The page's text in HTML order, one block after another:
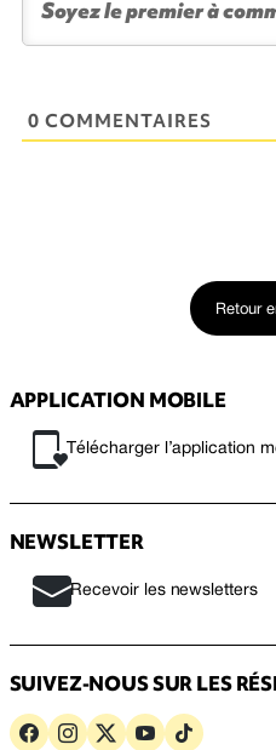
0 COMMENTAIRES
Retour
APPLICATION MOBILE
Télécharger l’application
NEWSLETTER
Recevoir les newsletters
SUIVEZ-NOUS SUR LES